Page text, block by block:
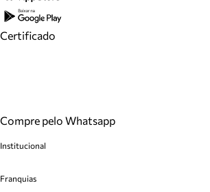
Certificado
Compre pelo Whatsapp
Institucional
Cashback
Franquias